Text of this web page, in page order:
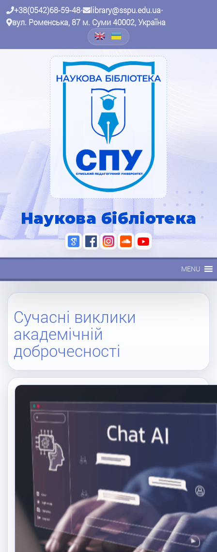
+38(0542)68-59-48• library@sspu.edu.ua•
вул. Роменська, 87 м. Суми 40002, Україна
Наукова бібліотека
MENU
Сучасні виклики
академічній
доброчесності